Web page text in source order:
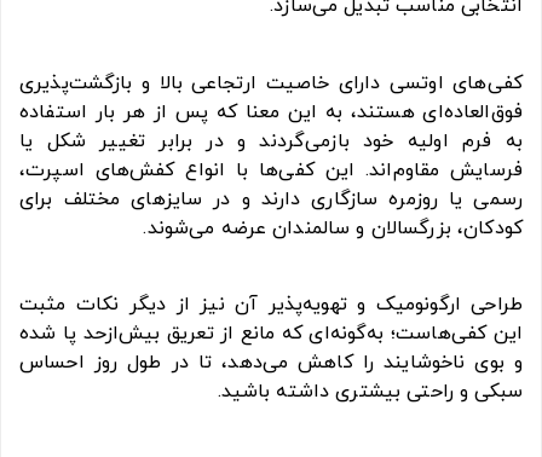
انتخابی مناسب تبدیل می‌سازد.
کفی‌های اوتسی دارای خاصیت ارتجاعی بالا و بازگشت‌پذیری
فوق‌العاده‌ای هستند، به این معنا که پس از هر بار استفاده
به فرم اولیه خود بازمی‌گردند و در برابر تغییر شکل یا
فرسایش مقاوم‌اند. این کفی‌ها با انواع کفش‌های اسپرت،
رسمی یا روزمره سازگاری دارند و در سایزهای مختلف برای
کودکان، بزرگسالان و سالمندان عرضه می‌شوند.
طراحی ارگونومیک و تهویه‌پذیر آن نیز از دیگر نکات مثبت
این کفی‌هاست؛ به‌گونه‌ای که مانع از تعریق بیش‌از‌حد پا شده
و بوی ناخوشایند را کاهش می‌دهد، تا در طول روز احساس
سبکی و راحتی بیشتری داشته باشید.